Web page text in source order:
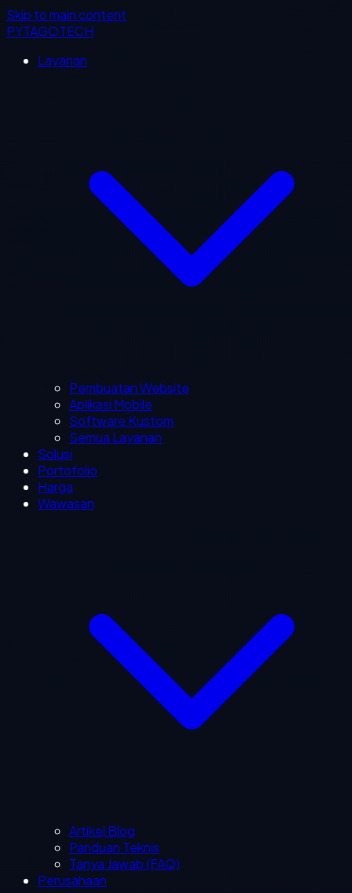
Skip to main content
PYTAGOTECH
Layanan
Pembuatan Website
Aplikasi Mobile
Software Kustom
Semua Layanan
Solusi
Portofolio
Harga
Wawasan
Artikel Blog
Panduan Teknis
Tanya Jawab (FAQ)
Perusahaan